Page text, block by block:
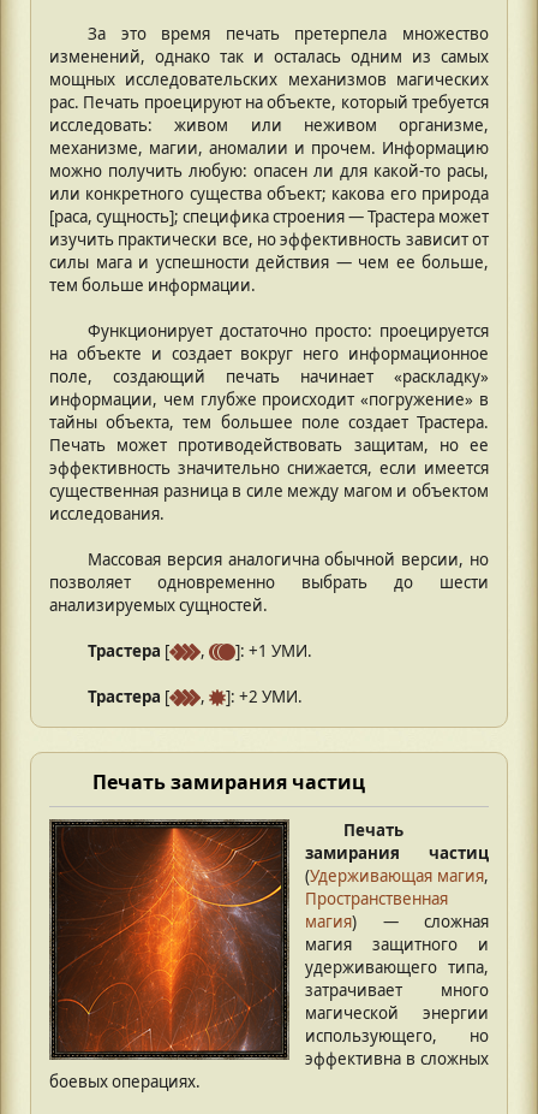
За это время печать претерпела множество
изменений, однако так и осталась одним из самых
мощных исследовательских механизмов магических
рас. Печать проецируют на объекте, который требуется
исследовать: живом или неживом организме,
механизме, магии, аномалии и прочем. Информацию
можно получить любую: опасен ли для какой-то расы,
или конкретного существа объект; какова его природа
[раса, сущность]; специфика строения — Трастера может
изучить практически все, но эффективность зависит от
силы мага и успешности действия — чем ее больше,
тем больше информации.
Функционирует достаточно просто: проецируется
на объекте и создает вокруг него информационное
поле, создающий печать начинает «раскладку»
информации, чем глубже происходит «погружение» в
тайны объекта, тем большее поле создает Трастера.
Печать может противодействовать защитам, но ее
эффективность значительно снижается, если имеется
существенная разница в силе между магом и объектом
исследования.
Массовая версия аналогична обычной версии, но
позволяет одновременно выбрать до шести
анализируемых сущностей.
Трастера [ , ]: +1 УМИ.
Трастера [ , ]: +2 УМИ.
Печать замирания частиц
Печать
замирания частиц
(Удерживающая магия,
Пространственная
магия) — сложная
магия защитного и
удерживающего типа,
затрачивает много
магической энергии
использующего, но
эффективна в сложных
боевых операциях.